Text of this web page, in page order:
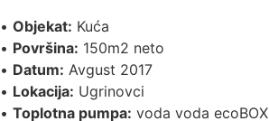
• Objekat: Kuća
• Površina: 150m2 neto
• Datum: Avgust 2017
• Lokacija: Ugrinovci
• Toplotna pumpa: voda voda ecoBOX